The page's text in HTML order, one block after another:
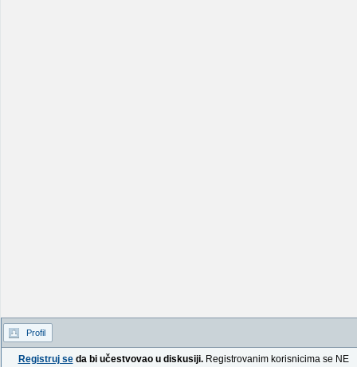
Profil
Registruj seda bi učestvovao u diskusiji.Registrovanim korisnicima se NE